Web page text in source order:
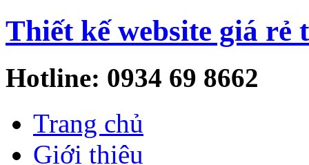
Thiết kế website giá rẻ
Hotline: 0934 69 8662
Trang chủ
Giới thiệu